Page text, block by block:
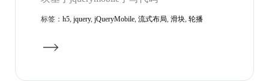
标签： h5, jquery, jQueryMobile, 流式布局, 滑块, 轮播